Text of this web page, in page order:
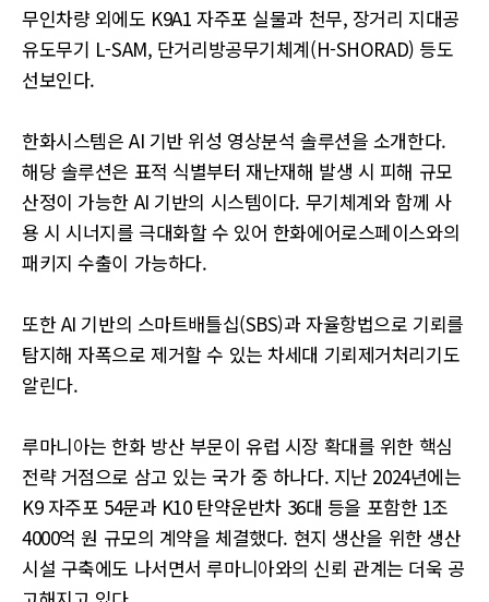
무인차량 외에도 K9A1 자주포 실물과 천무, 장거리 지대공
유도무기 L-SAM, 단거리방공무기체계(H-SHORAD) 등도
선보인다.
한화시스템은 AI 기반 위성 영상분석 솔루션을 소개한다.
해당 솔루션은 표적 식별부터 재난재해 발생 시 피해 규모
산정이 가능한 AI 기반의 시스템이다. 무기체계와 함께 사
용 시 시너지를 극대화할 수 있어 한화에어로스페이스와의
패키지 수출이 가능하다.
또한 AI 기반의 스마트배틀십(SBS)과 자율항법으로 기뢰를
탐지해 자폭으로 제거할 수 있는 차세대 기뢰제거처리기도
알린다.
루마니아는 한화 방산 부문이 유럽 시장 확대를 위한 핵심
전략 거점으로 삼고 있는 국가 중 하나다. 지난 2024년에는
K9 자주포 54문과 K10 탄약운반차 36대 등을 포함한 1조
4000억 원 규모의 계약을 체결했다. 현지 생산을 위한 생산
시설 구축에도 나서면서 루마니아와의 신뢰 관계는 더욱 공